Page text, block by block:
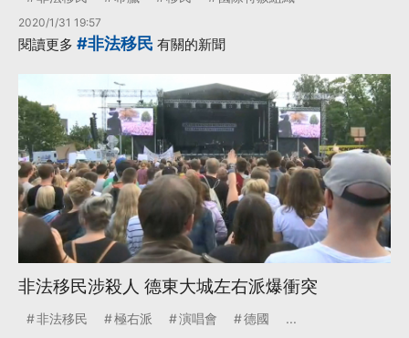
2020/1/31 19:57
閱讀更多 #非法移民 有關的新聞
非法移民涉殺人 德東大城左右派爆衝突
非法移民 極右派 演唱會 德國 ...